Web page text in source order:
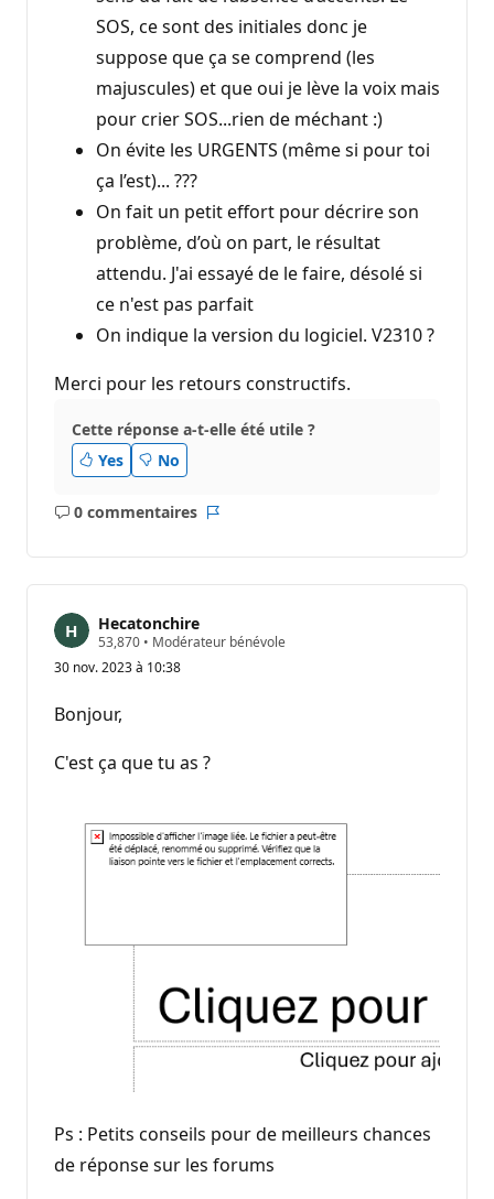
SOS, ce sont des initiales donc je
suppose que ça se comprend (les
majuscules) et que oui je lève la voix mais
pour crier SOS...rien de méchant :)
On évite les URGENTS (même si pour toi
ça l’est)... ???
On fait un petit effort pour décrire son
problème, d’où on part, le résultat
attendu. J'ai essayé de le faire, désolé si
ce n'est pas parfait
On indique la version du logiciel. V2310 ?
Merci pour les retours constructifs.
Cette réponse a-t-elle été utile ?
Yes
No
0 commentaires
Aucun
Hecatonchire
53,870 P
e
r
u
t
a
• Modérateur bénévole
30 nov. 2023 à 10:38
Bonjour,
C'est ça que tu as ?
Ps : Petits conseils pour de meilleurs chances
de réponse sur les forums